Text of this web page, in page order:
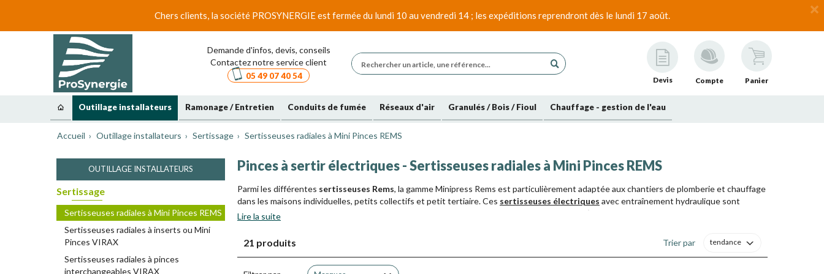
Chers clients, la société PROSYNERGIE est fermée du lundi 10 au vendredi 14 ; les expéditions reprendront dès le lundi 17 août.
Demande d'infos, devis, conseils
Contactez notre service client
05 49 07 40 54 Devis Compte Panier
Outillage installateurs Ramonage / Entretien Conduits de fumée Réseaux d'air Granulés / Bois / Fioul Chauffage - gestion de l'eau
Accueil Outillage installateurs Sertissage Sertisseuses radiales à Mini Pinces REMS
OUTILLAGE INSTALLATEURS
Sertissage
Sertisseuses radiales à Mini Pinces REMS
Sertisseuses radiales à inserts ou Mini
Pinces VIRAX
Sertisseuses radiales à pinces
interchangeables VIRAX
Pinces à sertir électriques - Sertisseuses radiales à Mini Pinces REMS
Parmi les différentes sertisseuses Rems, la gamme Minipress Rems est particulièrement adaptée aux chantiers de plomberie et chauffage
dans les maisons individuelles, petits collectifs et petit tertiaire. Ces sertisseuses électriques avec entraînement hydraulique sont
exclusivement montées avec des Mini-Pinces pour tous les profils de sertissage du marché (adaptés aux différentes marques utilisées en
Le coupleSertisseuse Mini-Press + Mini-Pince REMS
à sertir garantit une utilisation fonctionnelle avec une machine compacte et légère,
particulièrement dans les emplacements réduits.
Lire la suite
21 produits Trier par tendance